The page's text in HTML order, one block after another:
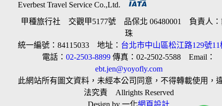
Everbest Travel Service Co.,Ltd.
甲種旅行社 交觀甲5177號 品保北 06480001 負責人：
珠
統一編號：84115033 地址： 台北市中山區松江路129號11
電話：02-2503-8899 傳真：02-2502-5588 Email：
ebt.jen@yoyofly.com
此網站所有圖文資料，未經本公司同意，不得轉載使用，
法究責 Allrights Reserved
Design by 一化網頁設計